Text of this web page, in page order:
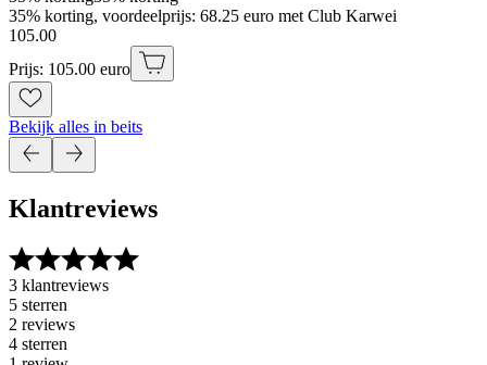
35% korting, voordeelprijs: 68.25 euro met Club Karwei
105.00
Prijs: 105.00 euro
Bekijk alles in beits
Klantreviews
3 klantreviews
5 sterren
2 reviews
4 sterren